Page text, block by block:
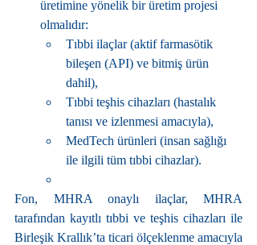
üretimine yönelik bir üretim projesi
olmalıdır:
Tıbbi ilaçlar (aktif farmasötik
bileşen (API) ve bitmiş ürün
dahil),
Tıbbi teşhis cihazları (hastalık
tanısı ve izlenmesi amacıyla),
MedTech ürünleri (insan sağlığı
ile ilgili tüm tıbbi cihazlar).
Fon, MHRA onaylı ilaçlar, MHRA
tarafından kayıtlı tıbbi ve teşhis cihazları ile
Birleşik Krallık’ta ticari ölçeklenme amacıyla